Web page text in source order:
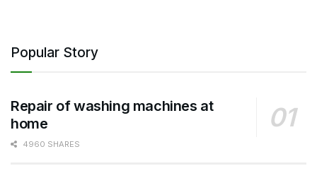
Popular Story
Repair of washing machines at
home
4960 SHARES